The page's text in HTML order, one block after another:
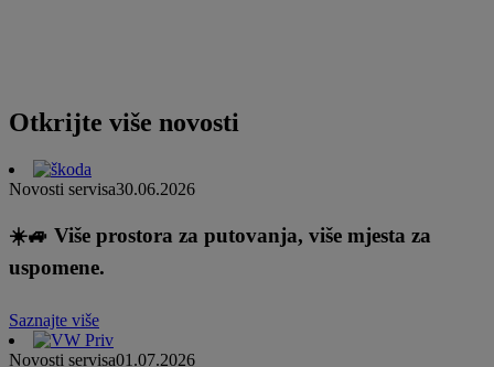
Otkrijte više novosti
Novosti servisa30.06.2026
☀️🚙 Više prostora za putovanja, više mjesta za
uspomene.
Saznajte više
Novosti servisa01.07.2026